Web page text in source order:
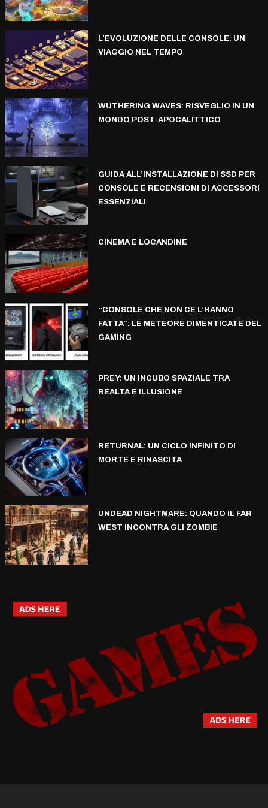
L’EVOLUZIONE DELLE CONSOLE: UN
VIAGGIO NEL TEMPO
WUTHERING WAVES: RISVEGLIO IN UN
MONDO POST-APOCALITTICO
GUIDA ALL’INSTALLAZIONE DI SSD PER
CONSOLE E RECENSIONI DI ACCESSORI
ESSENZIALI
CINEMA E LOCANDINE
“CONSOLE CHE NON CE L’HANNO
FATTA”: LE METEORE DIMENTICATE DEL
GAMING
PREY: UN INCUBO SPAZIALE TRA
REALTÀ E ILLUSIONE
RETURNAL: UN CICLO INFINITO DI
MORTE E RINASCITA
UNDEAD NIGHTMARE: QUANDO IL FAR
WEST INCONTRA GLI ZOMBIE